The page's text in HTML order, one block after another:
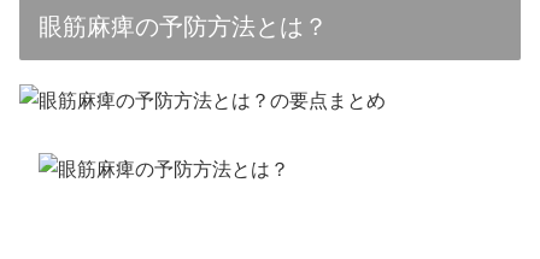
眼筋麻痺の予防方法とは？